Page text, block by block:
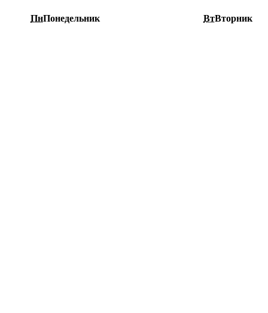
ПнПонедельник ВтВторник